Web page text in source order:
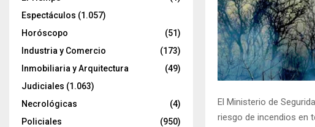
El Ministerio de
riesgo de incendios en
Espectáculos (1.057)
Horóscopo
(51)
Industria y Comercio
(173)
Inmobiliaria y Arquitectura
(49)
Judiciales (1.063)
Necrológicas
(4)
Policiales
(950)